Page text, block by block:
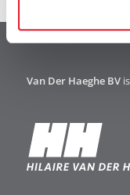
Van Der Haeghe BV